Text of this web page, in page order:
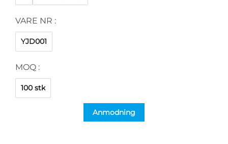
VARE NR :
YJD001
MOQ :
100 stk
Anmodning